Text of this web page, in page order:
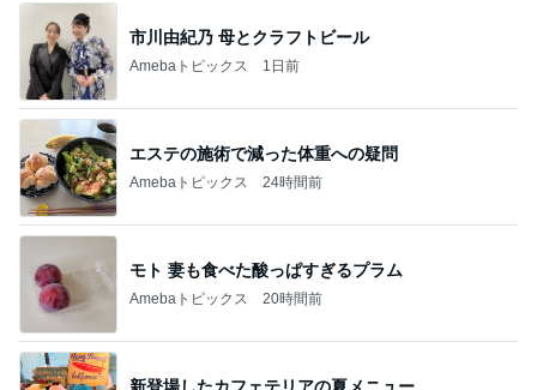
市川由紀乃 母とクラフトビール
Amebaトピックス 1日前
エステの施術で減った体重への疑問
Amebaトピックス 24時間前
モト 妻も食べた酸っぱすぎるプラム
Amebaトピックス 20時間前
新登場したカフェテリアの夏メニュー